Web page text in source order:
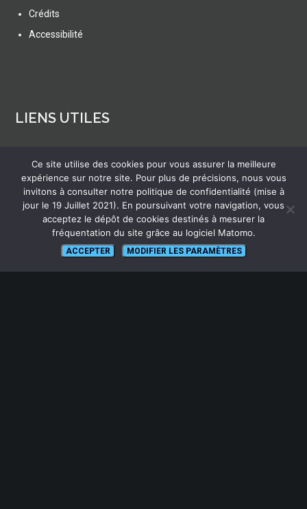
Crédits
Accessibilité
LIENS UTILES
Ressources
FAQ
Glossaire
Plan du site
Ce site utilise des cookies pour vous assurer la meilleure
expérience sur notre site. Pour plus de précisions, nous vous
invitons à consulter notre politique de confidentialité (mise à
jour le 19 Juillet 2021). En poursuivant votre navigation, vous
acceptez le dépôt de cookies destinés à mesurer la
fréquentation du site grâce au logiciel Matomo.
ACCEPTER MODIFIER LES PARAMÈTRES